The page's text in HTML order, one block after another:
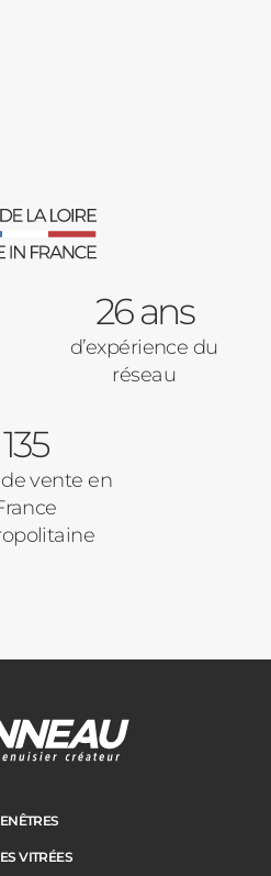
26 ans
d’expérience du
réseau
135
vente en
VITRÉES